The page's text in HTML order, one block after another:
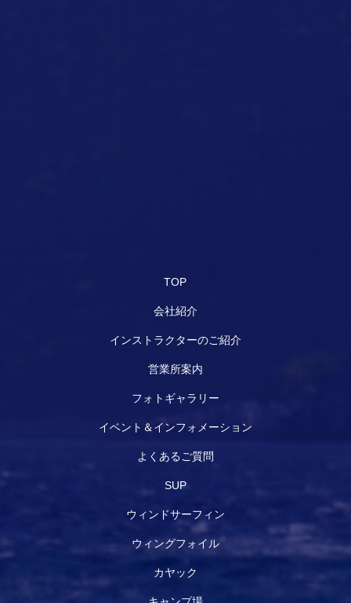
TOP
会社紹介
インストラクターのご紹介
営業所案内
フォトギャラリー
イベント＆インフォメーション
よくあるご質問
SUP
ウィンドサーフィン
ウィングフォイル
カヤック